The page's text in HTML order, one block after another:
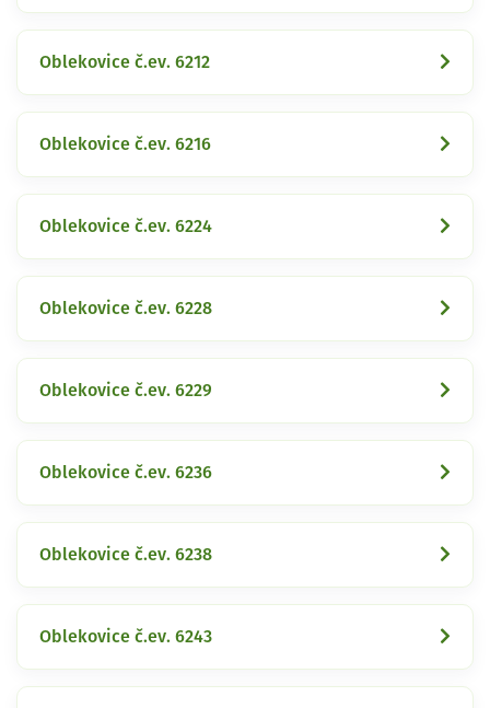
Oblekovice č.ev. 6212
Oblekovice č.ev. 6216
Oblekovice č.ev. 6224
Oblekovice č.ev. 6228
Oblekovice č.ev. 6229
Oblekovice č.ev. 6236
Oblekovice č.ev. 6238
Oblekovice č.ev. 6243